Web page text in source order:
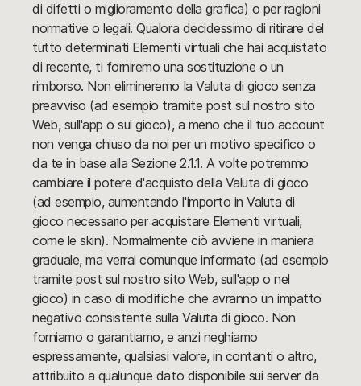
di difetti o miglioramento della grafica) o per ragioni
normative o legali. Qualora decidessimo di ritirare del
tutto determinati Elementi virtuali che hai acquistato
di recente, ti forniremo una sostituzione o un
rimborso. Non elimineremo la Valuta di gioco senza
preavviso (ad esempio tramite post sul nostro sito
Web, sull'app o sul gioco), a meno che il tuo account
non venga chiuso da noi per un motivo specifico o
da te in base alla Sezione 2.1.1. A volte potremmo
cambiare il potere d'acquisto della Valuta di gioco
(ad esempio, aumentando l'importo in Valuta di
gioco necessario per acquistare Elementi virtuali,
come le skin). Normalmente ciò avviene in maniera
graduale, ma verrai comunque informato (ad esempio
tramite post sul nostro sito Web, sull'app o nel
gioco) in caso di modifiche che avranno un impatto
negativo consistente sulla Valuta di gioco. Non
forniamo o garantiamo, e anzi neghiamo
espressamente, qualsiasi valore, in contanti o altro,
attribuito a qualunque dato disponibile sui server da